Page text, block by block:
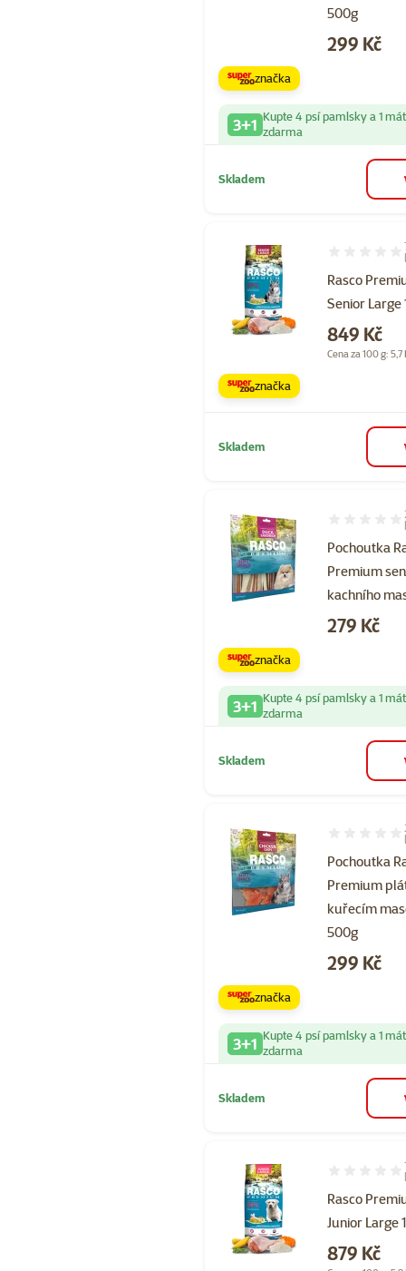
500g
Cena
299 Kč
značka
3+1 Kupte 4 psí pamlsky a 1
zdarma
Skladem
Rasco
Senior Large
Hodnocení
Cena
849 Kč
Cena za 100 g: 5,7
značka
Skladem
Pochoutka
Premium
kachního
Hodnocení
Cena
279 Kč
značka
3+1 Kupte 4 psí pamlsky a 1
zdarma
Skladem
Pochoutka
Premium
kuřecím
500g
Hodnocení
Cena
299 Kč
značka
3+1 Kupte 4 psí pamlsky a 1
zdarma
Skladem
Rasco
Junior Large
Hodnocení
Cena
879 Kč